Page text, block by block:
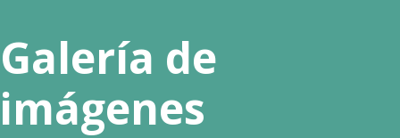
Galería de
imágenes